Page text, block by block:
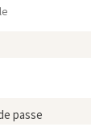
passe